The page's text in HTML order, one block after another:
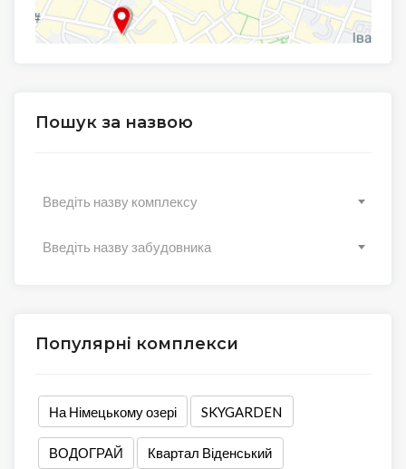
Пошук за назвою
Введіть назву комплексу
Введіть назву забудовника
Популярні комплекси
На Німецькому озері SKYGARDEN
ВОДОГРАЙ Квартал Віденський